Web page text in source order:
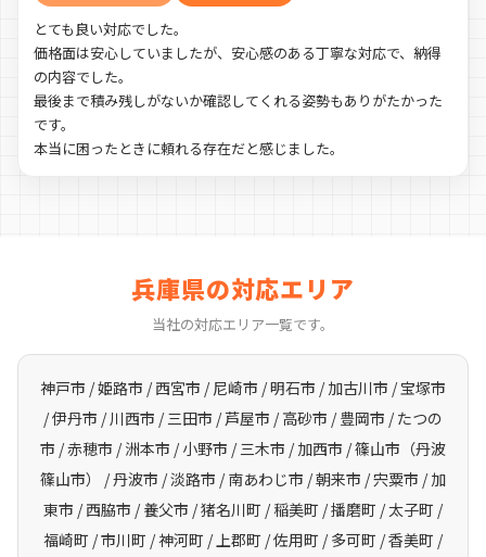
とても良い対応でした。
価格面は安心していましたが、安心感のある丁寧な対応で、納得
の内容でした。
最後まで積み残しがないか確認してくれる姿勢もありがたかった
です。
本当に困ったときに頼れる存在だと感じました。
兵庫県の対応エリア
当社の対応エリア一覧です。
神戸市 / 姫路市 / 西宮市 / 尼崎市 / 明石市 / 加古川市 / 宝塚市
/ 伊丹市 / 川西市 / 三田市 / 芦屋市 / 高砂市 / 豊岡市 / たつの
市 / 赤穂市 / 洲本市 / 小野市 / 三木市 / 加西市 / 篠山市（丹波
篠山市） / 丹波市 / 淡路市 / 南あわじ市 / 朝来市 / 宍粟市 / 加
東市 / 西脇市 / 養父市 / 猪名川町 / 稲美町 / 播磨町 / 太子町 /
福崎町 / 市川町 / 神河町 / 上郡町 / 佐用町 / 多可町 / 香美町 /